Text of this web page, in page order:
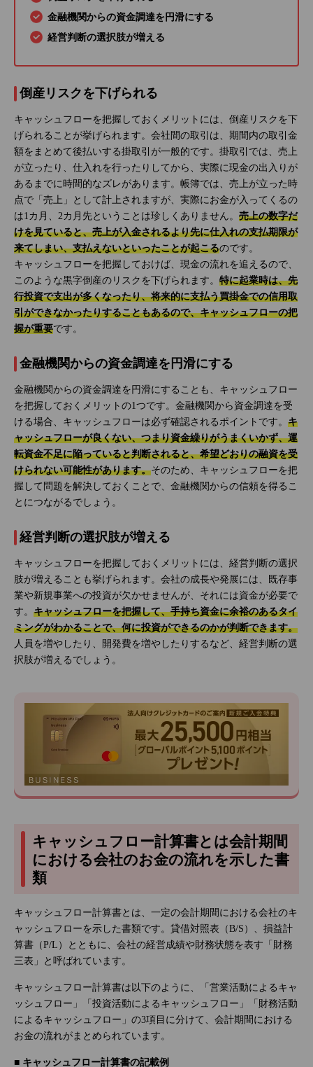
金融機関からの資金調達を円滑にする
経営判断の選択肢が増える
倒産リスクを下げられる
キャッシュフローを把握しておくメリットには、倒産リスクを下
げられることが挙げられます。会社間の取引は、期間内の取引金
額をまとめて後払いする掛取引が一般的です。掛取引では、売上
が立ったり、仕入れを行ったりしてから、実際に現金の出入りが
あるまでに時間的なズレがあります。帳簿では、売上が立った時
点で「売上」として計上されますが、実際にお金が入ってくるの
は1カ月、2カ月先ということは珍しくありません。 売上の数字だ
けを見ていると、売上が入金されるより先に仕入れの支払期限が
来てしまい、支払えないといったことが起こるのです。
キャッシュフローを把握しておけば、現金の流れを追えるので、
このような黒字倒産のリスクを下げられます。 特に起業時は、先
行投資で支出が多くなったり、将来的に支払う買掛金での信用取
引ができなかったりすることもあるので、キャッシュフローの把
握が重要です。
金融機関からの資金調達を円滑にする
金融機関からの資金調達を円滑にすることも、キャッシュフロー
を把握しておくメリットの1つです。金融機関から資金調達を受
ける場合、キャッシュフローは必ず確認されるポイントです。 キ
ャッシュフローが良くない、つまり資金繰りがうまくいかず、運
転資金不足に陥っていると判断されると、希望どおりの融資を受
けられない可能性があります。そのため、キャッシュフローを把
握して問題を解決しておくことで、金融機関からの信頼を得るこ
とにつながるでしょう。
経営判断の選択肢が増える
キャッシュフローを把握しておくメリットには、経営判断の選択
肢が増えることも挙げられます。会社の成長や発展には、既存事
業や新規事業への投資が欠かせませんが、それには資金が必要で
す。 キャッシュフローを把握して、手持ち資金に余裕のあるタイ
ミングがわかることで、何に投資ができるのかが判断できます。
人員を増やしたり、開発費を増やしたりするなど、経営判断の選
択肢が増えるでしょう。
キャッシュフロー計算書とは会計期間
における会社のお金の流れを示した書
類
キャッシュフロー計算書とは、一定の会計期間における会社のキ
ャッシュフローを示した書類です。貸借対照表（B/S）、損益計
算書（P/L）とともに、会社の経営成績や財務状態を表す「財務
三表」と呼ばれています。
キャッシュフロー計算書は以下のように、「営業活動によるキャ
ッシュフロー」「投資活動によるキャッシュフロー」「財務活動
によるキャッシュフロー」の3項目に分けて、会計期間における
お金の流れがまとめられています。
■ キャッシュフロー計算書の記載例